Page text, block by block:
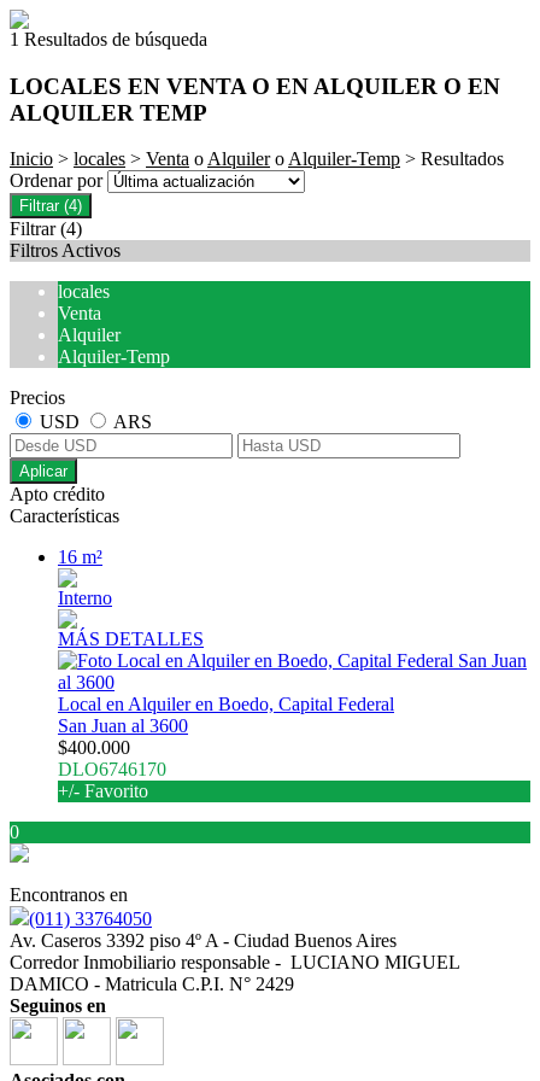
1 Resultados de búsqueda
LOCALES EN VENTA O EN ALQUILER O EN
ALQUILER TEMP
Inicio > locales > Venta oAlquileroAlquiler-Temp > Resultados
Ordenar por
Filtrar (4)
Filtrar (4)
Filtros Activos
locales
Venta
Alquiler
Alquiler-Temp
Precios
USD
ARS
Aplicar
Apto crédito
Características
16 m²
Interno
MÁS DETALLES
Local en Alquiler en Boedo, Capital Federal
San Juan al 3600
$400.000
DLO6746170
+/- Favorito
0
Encontranos en
(011) 33764050
Av. Caseros 3392 piso 4º A - Ciudad Buenos Aires
Corredor Inmobiliario responsable - LUCIANO MIGUEL
DAMICO - Matricula C.P.I. N° 2429
Seguinos en